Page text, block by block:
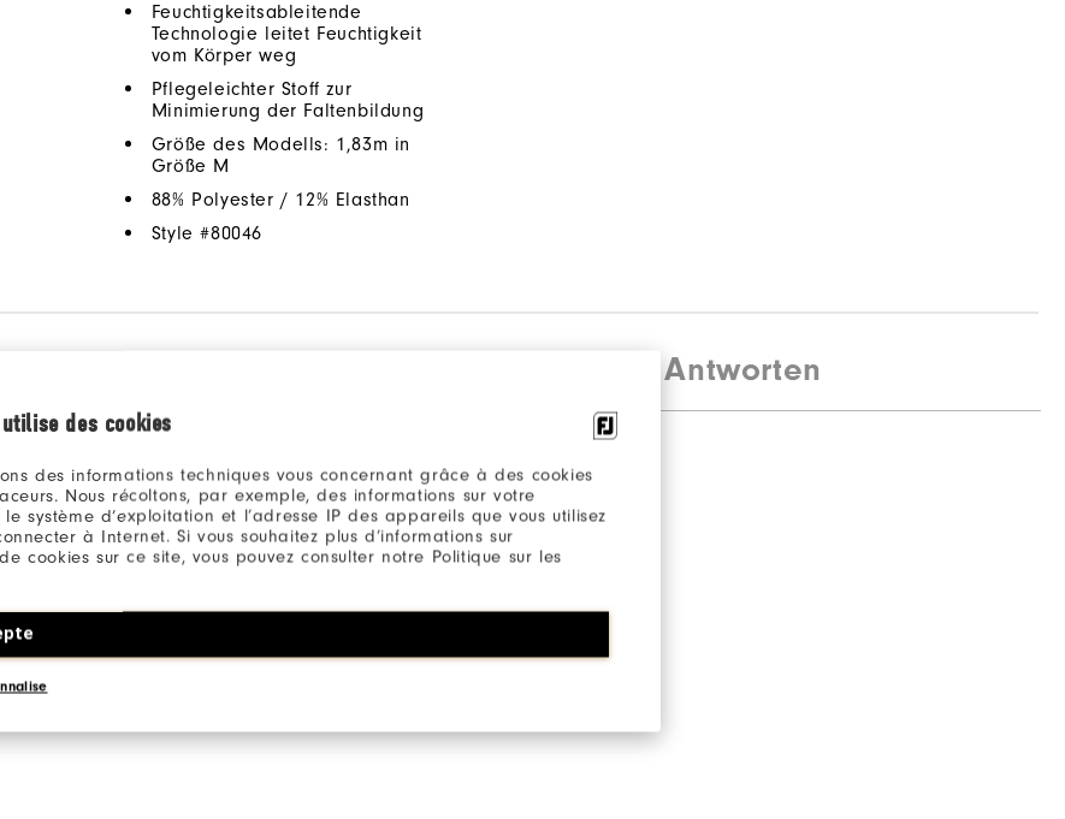
des cookies
des informations techniques vous concernant grâce à des cookies
Nous récoltons, par exemple, des informations sur votre
système d’exploitation et l’adresse IP des appareils que vous utilisez
à Internet. Si vous souhaitez plus d’informations sur
cookies sur ce site, vous pouvez consulter notre Politique sur les
Feuchtigkeitsableitende
Technologie leitet Feuchtigkeit
vom Körper weg
Pflegeleichter Stoff zur
Minimierung der Faltenbildung
Größe des Modells: 1,83m in
Größe M
88% Polyester / 12% Elasthan
Style #80046
Fragen und Antworten
Be the first to review this product
SCHREIBE DIE ERSTE BEWERTUNG